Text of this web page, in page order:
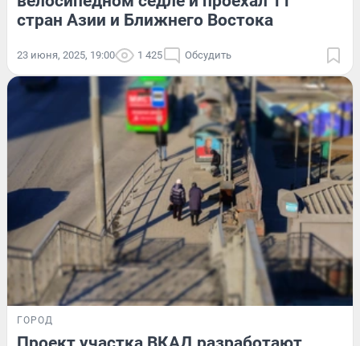
стран Азии и Ближнего Востока
23 июня, 2025, 19:00 1 425 Обсудить
ГОРОД